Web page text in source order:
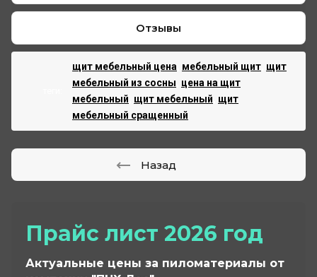
Прайс лист 2026 год
Актуальные цены за пиломатериалы от
Отзывы
щит мебельный цена мебельный щит щит
мебельный из сосны цена на щит
мебельный щит мебельный щит
мебельный сращенный
Назад